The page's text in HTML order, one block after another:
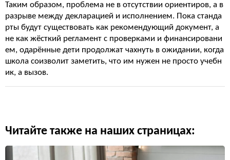
Таким образом, проблема не в отсутствии ориентиров, а в
разрыве между декларацией и исполнением. Пока станда
рты будут существовать как рекомендующий документ, а
не как жёсткий регламент с проверками и финансировани
ем, одарённые дети продолжат чахнуть в ожидании, когда
школа соизволит заметить, что им нужен не просто учебн
ик, а вызов.
Читайте также на наших страницах: